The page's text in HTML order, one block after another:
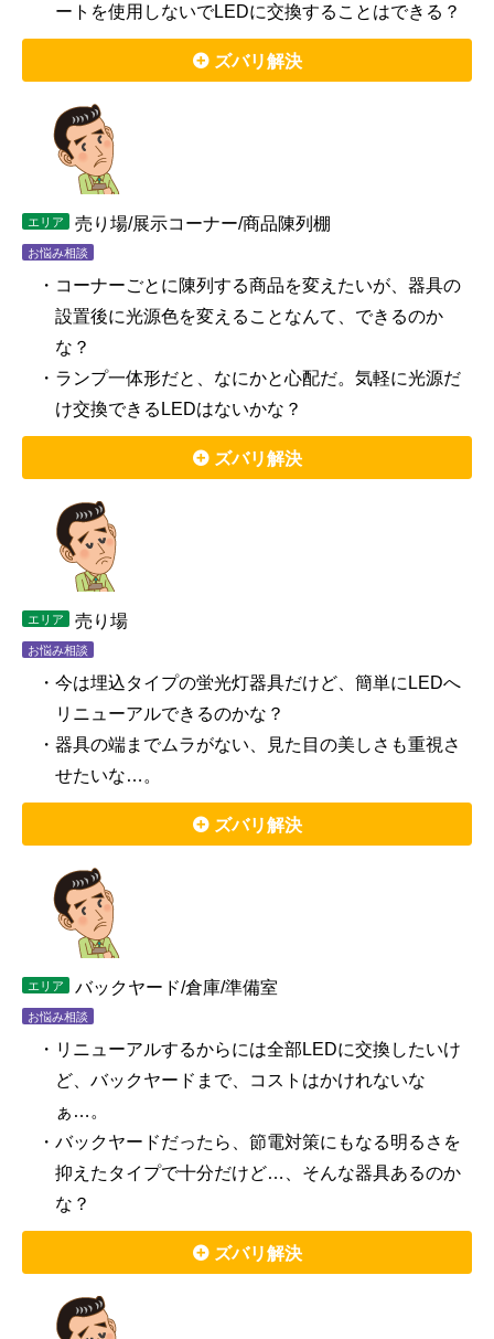
ートを使用しないでLEDに交換することはできる？
ズバリ解決
エリア 売り場/展示コーナー/商品陳列棚
お悩み相談
・コーナーごとに陳列する商品を変えたいが、器具の
設置後に光源色を変えることなんて、できるのか
な？
・ランプ一体形だと、なにかと心配だ。気軽に光源だ
け交換できるLEDはないかな？
ズバリ解決
エリア 売り場
お悩み相談
・今は埋込タイプの蛍光灯器具だけど、簡単にLEDへ
リニューアルできるのかな？
・器具の端までムラがない、見た目の美しさも重視さ
せたいな…。
ズバリ解決
エリア バックヤード/倉庫/準備室
お悩み相談
・リニューアルするからには全部LEDに交換したいけ
ど、バックヤードまで、コストはかけれないな
ぁ…。
・バックヤードだったら、節電対策にもなる明るさを
抑えたタイプで十分だけど…、そんな器具あるのか
な？
ズバリ解決